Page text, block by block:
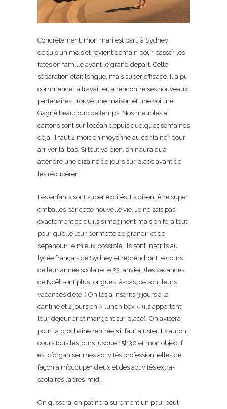
Concrètement, mon mari est parti à Sydney
depuis un mois et revient demain pour passer les
fêtes en famille avant le grand départ. Cette
séparation était longue, mais super efficace. Il a pu
commencer à travailler, a rencontré ses nouveaux
partenaires, trouvé une maison et une voiture.
Gagné beaucoup de temps. Nos meubles et
cartons sont sur l’océan depuis quelques semaines
déjà. Il faut 2 mois en moyenne au container pour
arriver là-bas. Si tout va bien, on n’aura qu’à
attendre une dizaine de jours sur place avant de
les récupérer.
Les enfants sont super excités. Ils disent être super
emballés par cette nouvelle vie. Je ne sais pas
exactement ce qu’ils s’imaginent mais on fera tout
pour qu’elle leur permette de grandir et de
s’épanouir le mieux possible. Ils sont inscrits au
lycée français de Sydney et reprendront le cours
de leur année scolaire le 23 janvier. (les vacances
de Noël sont plus longues là-bas, ce sont leurs
vacances d’été !) On les a inscrits 3 jours à la
cantine et 2 jours en « lunch box » (ils apportent
leur déjeuner et mangent sur place). On avisera
pour la prochaine rentrée s’il faut ajuster. Ils auront
cours tous les jours jusque 15h30 et mon objectif
est d’organiser mes activités professionnelles de
façon à m’occuper d’eux et des activités extra-
scolaires l’après-midi.
On glissera, on patinera surement un peu, peut-